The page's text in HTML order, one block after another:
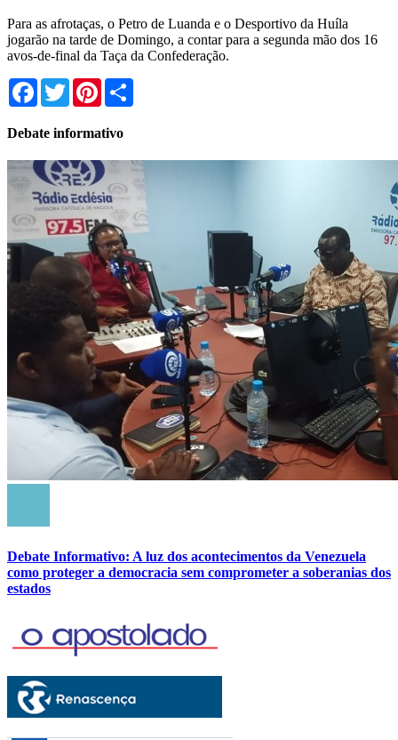
Para as afrotaças, o Petro de Luanda e o Desportivo da Huíla
jogarão na tarde de Domingo, a contar para a segunda mão dos 16
avos-de-final da Taça da Confederação.
Facebook
TwitterPinterest
Debate informativo
Debate Informativo: A luz dos acontecimentos da Venezuela
como proteger a democracia sem comprometer a soberanias dos
estados